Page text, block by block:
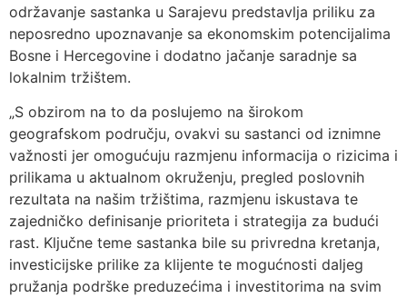
održavanje sastanka u Sarajevu predstavlja priliku za
neposredno upoznavanje sa ekonomskim potencijalima
Bosne i Hercegovine i dodatno jačanje saradnje sa
lokalnim tržištem.
„S obzirom na to da poslujemo na širokom
geografskom području, ovakvi su sastanci od iznimne
važnosti jer omogućuju razmjenu informacija o rizicima i
prilikama u aktualnom okruženju, pregled poslovnih
rezultata na našim tržištima, razmjenu iskustava te
zajedničko definisanje prioriteta i strategija za budući
rast. Ključne teme sastanka bile su privredna kretanja,
investicijske prilike za klijente te mogućnosti daljeg
pružanja podrške preduzećima i investitorima na svim